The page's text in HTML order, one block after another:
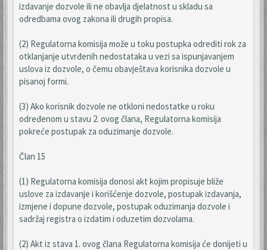
izdavanje dozvole ili ne obavlja djelatnost u skladu sa
odredbama ovog zakona ili drugih propisa.
(2) Regulatorna komisija može u toku postupka odrediti rok za
otklanjanje utvrđenih nedostataka u vezi sa ispunjavanjem
uslova iz dozvole, o čemu obavještava korisnika dozvole u
pisanoj formi.
(3) Ako korisnik dozvole ne otkloni nedostatke u roku
određenom u stavu 2. ovog člana, Regulatorna komisija
pokreće postupak za oduzimanje dozvole.
Član 15
(1) Regulatorna komisija donosi akt kojim propisuje bliže
uslove za izdavanje i korišćenje dozvole, postupak izdavanja,
izmjene i dopune dozvole, postupak oduzimanja dozvole i
sadržaj registra o izdatim i oduzetim dozvolama.
(2) Akt iz stava 1. ovog člana Regulatorna komisija će donijeti u